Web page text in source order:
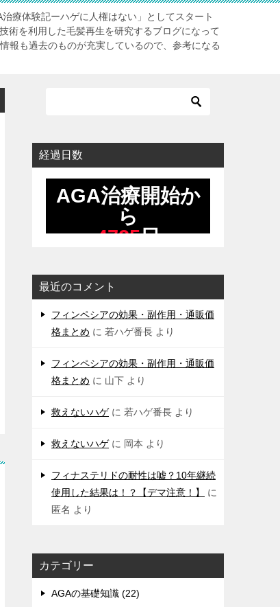
療体験記ーハゲに人権はない」としてスタート
術を利用した毛髪再生を研究するブログになって
報も過去のものが充実しているので、参考になる
経過日数
最近のコメント
フィンペシアの効果・副作用・通販価
格まとめ に 若ハゲ番長 より
フィンペシアの効果・副作用・通販価
格まとめ に 山下 より
救えないハゲに 若ハゲ番長 より
救えないハゲに 岡本 より
フィナステリドの耐性は嘘？10年継続
使用した結果は！？【デマ注意！】
に
匿名 より
カテゴリー
AGAの基礎知識 (22)